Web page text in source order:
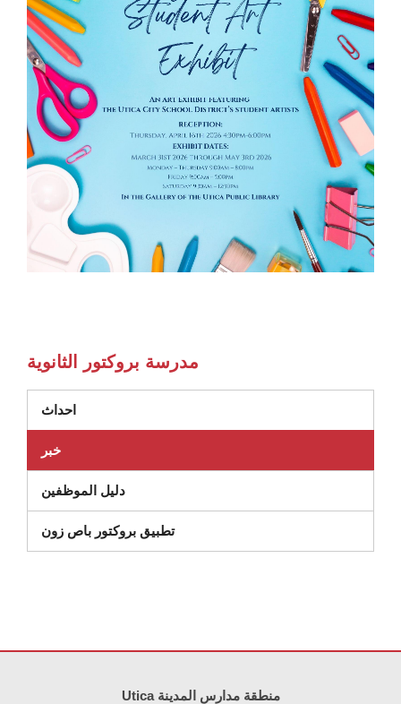
مدرسة بروكتور الثانوية
احداث
خبر
دليل الموظفين
تطبيق بروكتور باص زون
Utica منطقة مدارس المدينة